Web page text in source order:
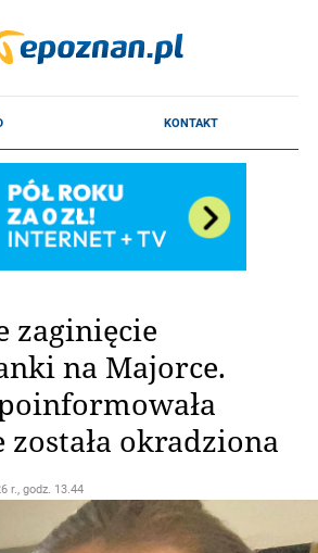
zaginięcie
na Majorce.
została okradziona
r., godz. 13.44